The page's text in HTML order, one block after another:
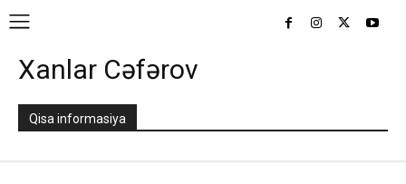
Xanlar Cəfərov
Qisa informasiya